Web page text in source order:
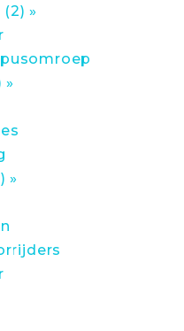
»
»
»